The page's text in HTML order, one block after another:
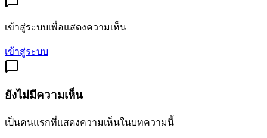
เข้าสู่ระบบเพื่อแสดงความเห็น
เข้าสู่ระบบ
ยังไม่มีความเห็น
เป็นคนแรกที่แสดงความเห็นในบทความนี้